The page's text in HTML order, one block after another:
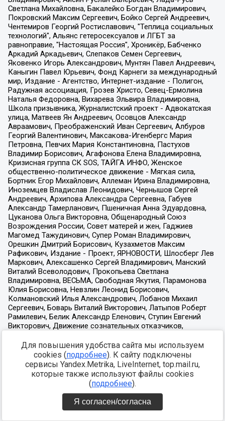
Для повышения удобства сайта мы используем
cookies (подробнее). К сайту подключены
сервисы Yandex.Metrika, LiveInternet, top.mail.ru,
которые также используют файлы cookies
(подробнее).
Я согласен/согласна